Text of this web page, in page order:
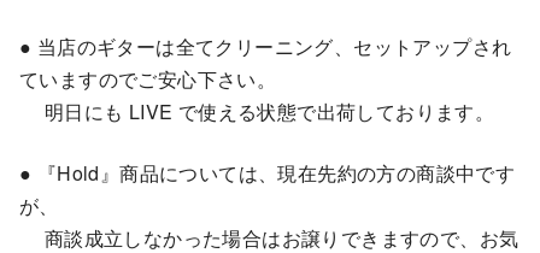
● 当店のギターは全てクリーニング、セットアップされ
ていますのでご安心下さい。
明日にも LIVE で使える状態で出荷しております。
● 『Hold』商品については、現在先約の方の商談中です
が、
商談成立しなかった場合はお譲りできますので、お気